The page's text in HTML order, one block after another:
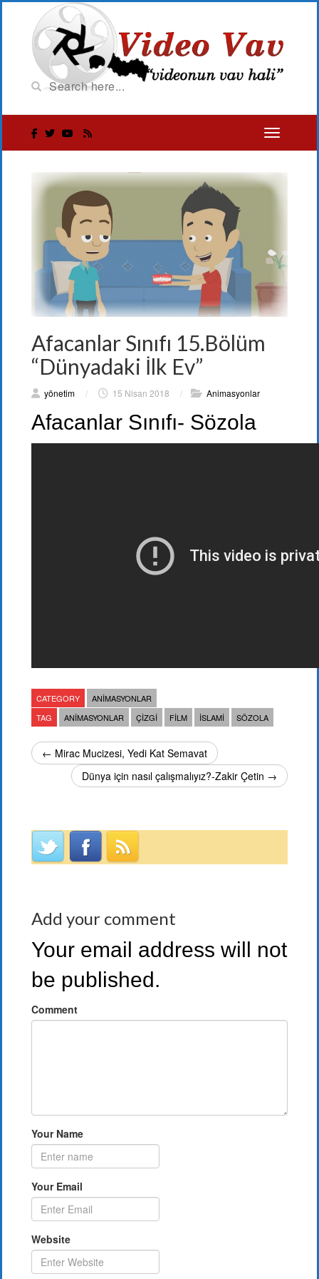
Afacanlar Sınıfı 15.Bölüm
“Dünyadaki İlk Ev”
yönetim / 15 Nisan 2018 / Animasyonlar
Afacanlar Sınıfı- Sözola
CATEGORY
ANIMASYONLAR
TAG
ANIMASYONLAR ÇIZGI FILM ISLAMI SÖZOLA
← Mirac Mucizesi, Yedi Kat Semavat
Dünya için nasıl çalışmalıyız?-Zakir Çetin →
Add your comment
Your email address will not
be published.
Comment
Your Name
Your Email
Website